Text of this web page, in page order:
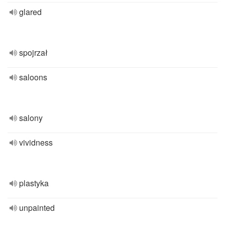
glared
spojrzał
saloons
salony
vividness
plastyka
unpainted